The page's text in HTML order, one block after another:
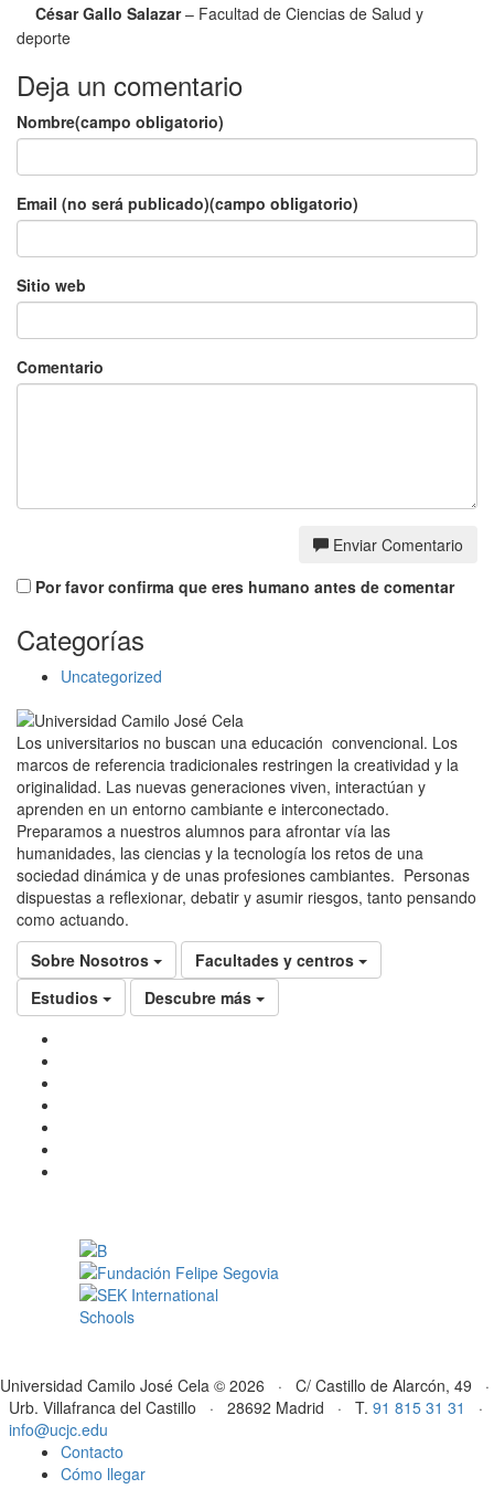
César Gallo Salazar– Facultad de Ciencias de Salud y
deporte
Deja un comentario
Nombre(campo obligatorio)
Email (no será publicado)(campo obligatorio)
Sitio web
Comentario
Enviar Comentario
Por favor confirma que eres humano antes de comentar
Categorías
Uncategorized
Los universitarios no buscan una educación convencional. Los
marcos de referencia tradicionales restringen la creatividad y la
originalidad. Las nuevas generaciones viven, interactúan y
aprenden en un entorno cambiante e interconectado.
Preparamos a nuestros alumnos para afrontar vía las
humanidades, las ciencias y la tecnología los retos de una
sociedad dinámica y de unas profesiones cambiantes. Personas
dispuestas a reflexionar, debatir y asumir riesgos, tanto pensando
como actuando.
Sobre Nosotros
Facultades y centros
Estudios
Descubre más
Universidad Camilo José Cela © 2026 · C/ Castillo de Alarcón, 49 ·
Urb. Villafranca del Castillo · 28692 Madrid · T. 91 815 31 31
·
info@ucjc.edu
Contacto
Cómo llegar